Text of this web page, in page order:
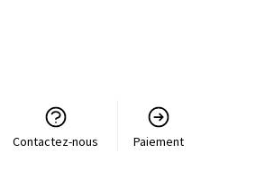
Contactez-nous Paiement